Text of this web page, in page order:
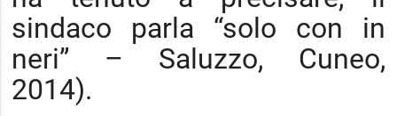
sindaco parla “solo con in
neri” – Saluzzo, Cuneo,
2014).